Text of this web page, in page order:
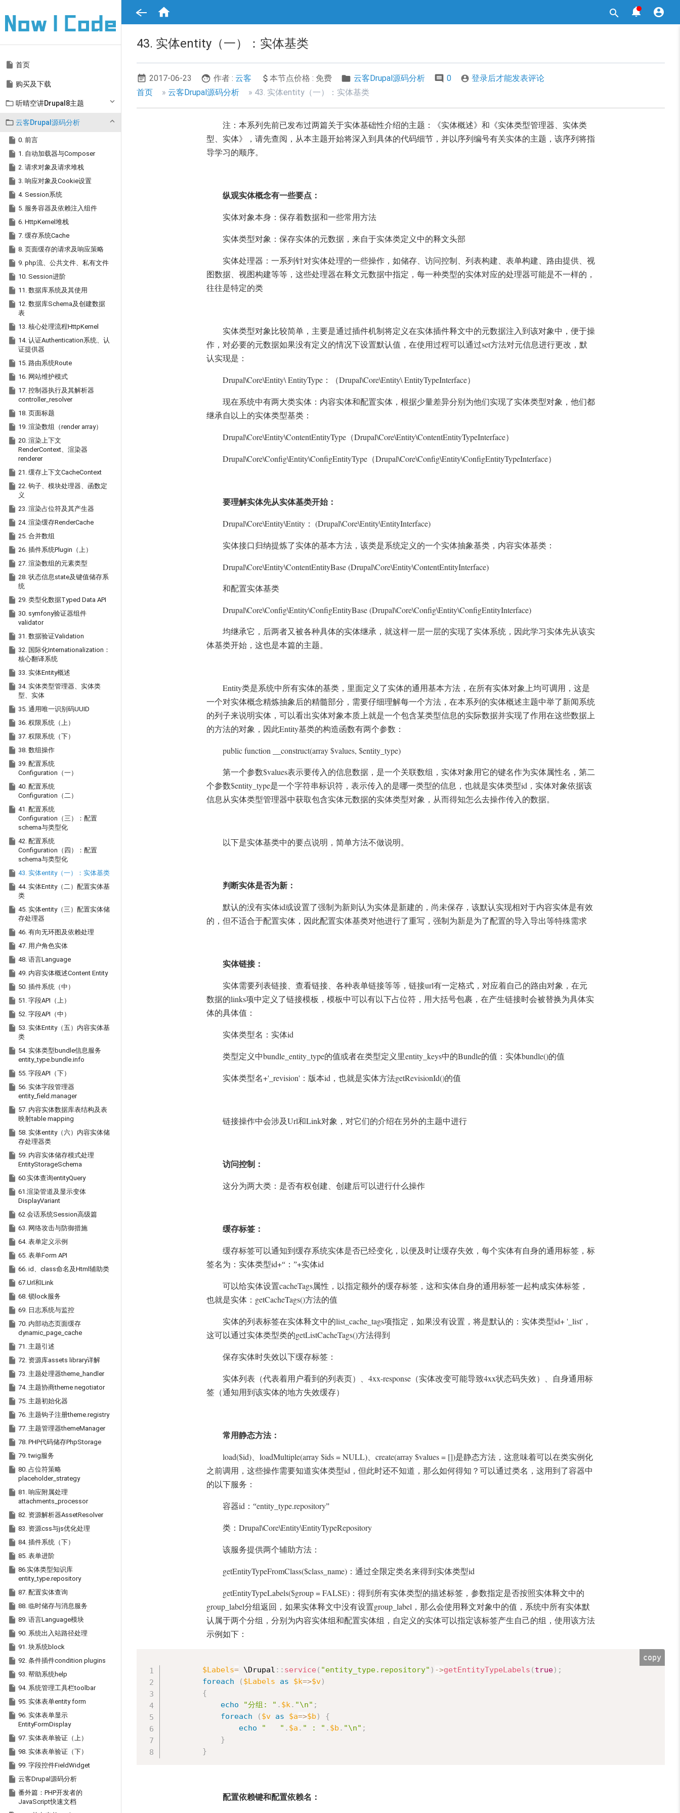
内
 


Main
navigation
 首页
 购买及下载
 听晴空讲Drupal8主题
 云客Drupal源码分析
 0. 前言
 1. 自动加载器与Composer
 2. 请求对象及请求堆栈
 3. 响应对象及Cookie设置
 4. Session系统
 5. 服务容器及依赖注入组件
 6. HttpKernel堆栈
 7. 缓存系统Cache
 8. 页面缓存的请求及响应策略
 9. php流、公共文件、私有文件
 10. Session进阶
 11. 数据库系统及其使用
 12. 数据库Schema及创建数据
表
 13. 核心处理流程HttpKernel
 14. 认证Authentication系统、认
证提供器
 15. 路由系统Route
 16. 网站维护模式
 17. 控制器执行及其解析器
controller_resolver
 18. 页面标题
 19. 渲染数组（render array）
 20. 渲染上下文
RenderContext、渲染器
renderer
 21. 缓存上下文CacheContext
 22. 钩子、模块处理器、函数定
义
 23. 渲染占位符及其产生器
 24. 渲染缓存RenderCache
 25. 合并数组
 26. 插件系统Plugin（上）
 27. 渲染数组的元素类型
 28. 状态信息state及键值储存系
统
 29. 类型化数据Typed Data API
 30. symfony验证器组件
validator
 31. 数据验证Validation
 32. 国际化Internationalization：
核心翻译系统
 33. 实体Entity概述
 34. 实体类型管理器、实体类
型、实体
 35. 通用唯一识别码UUID
 36. 权限系统（上）
 37. 权限系统（下）
 38. 数组操作
 39. 配置系统
Configuration（一）
 40. 配置系统
Configuration（二）
 41. 配置系统
Configuration（三）：配置
schema与类型化
 42. 配置系统
Configuration（四）：配置
schema与类型化
 43. 实体entity（一）：实体基类
 44. 实体Entity（二）配置实体基
类
 45. 实体entity（三）配置实体储
存处理器
 46. 有向无环图及依赖处理
 47. 用户角色实体
 48. 语言Language
 49. 内容实体概述Content Entity
 50. 插件系统（中）
 51. 字段API（上）
 52. 字段API（中）
 53. 实体Entity（五）内容实体基
类
 54. 实体类型bundle信息服务
entity_type.bundle.info
 55. 字段API（下）
 56. 实体字段管理器
entity_field.manager
 57. 内容实体数据库表结构及表
映射table mapping
 58. 实体entity（六）内容实体储
存处理器类
 59. 内容实体储存模式处理
EntityStorageSchema
 60.实体查询entityQuery
 61.渲染管道及显示变体
DisplayVariant
 62.会话系统Session高级篇
 63. 网络攻击与防御措施
 64. 表单定义示例
 65. 表单Form API
 66. id、class命名及Html辅助类
 67.Url和Link
 68. 锁lock服务
 69. 日志系统与监控
 70. 内部动态页面缓存
dynamic_page_cache
 71. 主题引述
 72. 资源库assets library详解
 73. 主题处理器theme_handler
 74. 主题协商theme negotiator
 75. 主题初始化器
 76. 主题钩子注册theme.registry
 77. 主题管理器themeManager
 78. PHP代码储存PhpStorage
 79. twig服务
 80. 占位符策略
placeholder_strategy
 81. 响应附属处理
attachments_processor
 82. 资源解析器AssetResolver
 83. 资源css与js优化处理
 84. 插件系统（下）
 85. 表单进阶
 86.实体类型知识库
entity_type.repository
 87. 配置实体查询
 88. 临时储存与消息服务
 89. 语言Language模块
 90. 系统出入站路径处理
 91. 块系统block
 92. 条件插件condition plugins
 93. 帮助系统help
 94. 系统管理工具栏toolbar
 95. 实体表单entity form
 96. 实体表单显示
EntityFormDisplay
 97. 实体表单验证（上）
 98. 实体表单验证（下）
 99. 字段控件FieldWidget
 云客Drupal源码分析
 番外篇：PHP开发者的
JavaScript快速文档
43. 实体entity（一）：实体基类
2017-06-23 作者 : 云客 本节点价格 : 免费 云客Drupal源码分析 0  登录后才能发表评论
面
包
首页 云客Drupal源码分析 43. 实体entity（一）：实体基类
注： 本系列先前已发布过两篇关于实体基础性介绍的主题：《实体概述》和《实体类型管理器、实体类
型、实体》，请先查阅，从本主题开始将深入到具体的代码细节，并以序列编号有关实体的主题，该序列将指
导学习的顺序。
纵观实体概念有一些要点：
实体对象本身：保存着数据和一些常用方法
实体类型对象：保存实体的元数据，来自于实体类定义中的释文头部
实体处理器：一系列针对实体处理的一些操作，如储存、访问控制、列表构建、表单构建、路由提供、视
图数据、视图构建等等，这些处理器在释文元数据中指定，每一种类型的实体对应的处理器可能是不一样的，
往往是特定的类
实体类型对象比较简单，主要是通过插件机制将定义在实体插件释文中的元数据注入到该对象中，便于操
作，对必要的元数据如果没有定义的情况下设置默认值，在使用过程可以通过set方法对元信息进行更改，默
认实现是：
Drupal\Core\Entity\ EntityType ：（Drupal\Core\Entity\ EntityTypeInterface）
现在系统中有两大类实体：内容实体和配置实体，根据少量差异分别为他们实现了实体类型对象，他们都
继承自以上的实体类型基类：
Drupal\Core\Entity\ContentEntityType （Drupal\Core\Entity\ContentEntityTypeInterface）
Drupal\Core\Config\Entity\ConfigEntityType （Drupal\Core\Config\Entity\ConfigEntityTypeInterface）
要理解实体先从实体基类开始：
Drupal\Core\Entity\Entity ： (Drupal\Core\Entity\EntityInterface)
实体接口归纳提炼了实体的基本方法，该类是系统定义的一个实体抽象基类，内容实体基类：
Drupal\Core\Entity\ContentEntityBase (Drupal\Core\Entity\ContentEntityInterface)
和配置实体基类
Drupal\Core\Config\Entity\ConfigEntityBase (Drupal\Core\Config\Entity\ConfigEntityInterface)
均继承它，后两者又被各种具体的实体继承，就这样一层一层的实现了实体系统，因此学习实体先从该实
体基类开始，这也是本篇的主题。
Entity类是系统中所有实体的基类，里面定义了实体的通用基本方法，在所有实体对象上均可调用，这是
一个对实体概念精炼抽象后的精髓部分，需要仔细理解每一个方法，在本系列的实体概述主题中举了新闻系统
的列子来说明实体，可以看出实体对象本质上就是一个包含某类型信息的实际数据并实现了作用在这些数据上
的方法的对象，因此Entity基类的构造函数有两个参数：
public function __construct(array $values, $entity_type)
第一个参数$values表示要传入的信息数据，是一个关联数组，实体对象用它的键名作为实体属性名，第二
个参数$entity_type是一个字符串标识符，表示传入的是哪一类型的信息，也就是实体类型id ，实体对象依据该
信息从实体类型管理器中获取包含实体元数据的实体类型对象，从而得知怎么去操作传入的数据。
以下是实体基类中的要点说明，简单方法不做说明。
判断实体是否为新：
默认的没有实体id或设置了强制为新则认为实体是新建的，尚未保存，该默认实现相对于内容实体是有效
的，但不适合于配置实体，因此配置实体基类对他进行了重写，强制为新是为了配置的导入导出等特殊需求
实体链接：
实体需要列表链接、查看链接、各种表单链接等等，链接url有一定格式，对应着自己的路由对象，在元
数据的links项中定义了链接模板，模板中可以有以下占位符，用大括号包裹，在产生链接时会被替换为具体实
体的具体值：
实体类型名：实体id
类型定义中bundle_entity_type的值或者在类型定义里entity_keys中的Bundle的值：实体bundle()的值
实体类型名+'_revision' ：版本id ，也就是实体方法getRevisionId()的值
链接操作中会涉及Url和Link对象，对它们的介绍在另外的主题中进行
访问控制：
这分为两大类：是否有权创建、创建后可以进行什么操作
缓存标签：
缓存标签可以通知到缓存系统实体是否已经变化，以便及时让缓存失效，每个实体有自身的通用标签，标
签名为：实体类型id+“：”+实体id
可以给实体设置cacheTags属性，以指定额外的缓存标签，这和实体自身的通用标签一起构成实体标签，
也就是实体： getCacheTags()方法的值
实体的列表标签在实体释文中的list_cache_tags项指定，如果没有设置，将是默认的：实体类型id+ '_list' ，
这可以通过实体类型类的getListCacheTags()方法得到
保存实体时失效以下缓存标签：
实体列表（代表着用户看到的列表页）、 4xx-response （实体改变可能导致4xx状态码失效）、自身通用标
签（通知用到该实体的地方失效缓存）
常用静态方法：
load($id) loadMultiple(array $ids = NULL) create(array $values = [])是静态方法，这意味着可以在类实例化
之前调用，这些操作需要知道实体类型id ，但此时还不知道，那么如何得知？可以通过类名，这用到了容器中
的以下服务：
容器id ：“entity_type.repository”
类： Drupal\Core\Entity\EntityTypeRepository
该服务提供两个辅助方法：
getEntityTypeFromClass($class_name) ：通过全限定类名来得到实体类型id
getEntityTypeLabels($group = FALSE) ：得到所有实体类型的描述标签，参数指定是否按照实体释文中的
group_label分组返回，如果实体释文中没有设置group_label ，那么会使用释文对象中的值，系统中所有实体默
认属于两个分组，分别为内容实体组和配置实体组，自定义的实体可以指定该标签产生自己的组，使用该方法
示例如下：
$Labels= \Drupal : : service( "entity_type.repository" ) ->getEntityTypeLabels ( true) ;
foreach
( $Labels as $k=>$v)
{
echo
"分组: " . $k. "\n" ;
foreach
( $v as $a=>$b )
{
echo
"   " . $a . " : " . $b . "\n" ;
}
}
copy
配置依赖键和配置依赖名：